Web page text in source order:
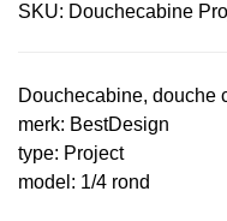
SKU: Douchecabine
Douchecabine, douche
merk: BestDesign
type: Project
model: 1/4 rond